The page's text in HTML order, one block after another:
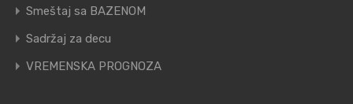
Smeštaj sa BAZENOM
Sadržaj za decu
VREMENSKA PROGNOZA